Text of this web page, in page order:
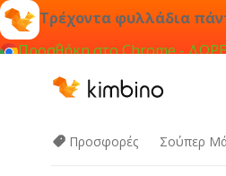
Τρέχοντα φυλλάδια
Προσθήκη στο Chrome -
Προσφορές Σούπερ